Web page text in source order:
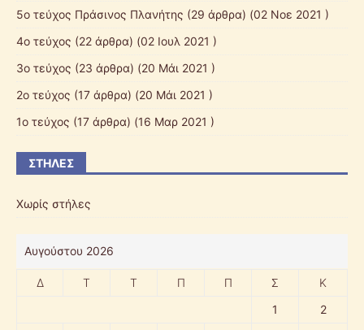
5ο τεύχος Πράσινος Πλανήτης (29 άρθρα) (02 Νοε 2021 )
4ο τεύχος (22 άρθρα) (02 Ιουλ 2021 )
3ο τεύχος (23 άρθρα) (20 Μάι 2021 )
2ο τεύχος (17 άρθρα) (20 Μάι 2021 )
1ο τεύχος (17 άρθρα) (16 Μαρ 2021 )
ΣΤΉΛΕΣ
Χωρίς στήλες
Αυγούστου 2026
Δ Τ Τ Π Π Σ
Κ
1
2